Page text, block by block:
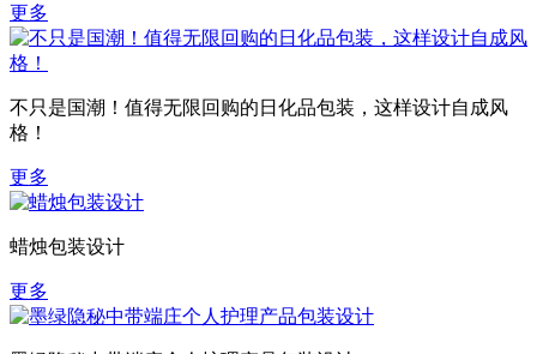
更多
不只是国潮！值得无限回购的日化品包装，这样设计自成风
格！
更多
蜡烛包装设计
更多